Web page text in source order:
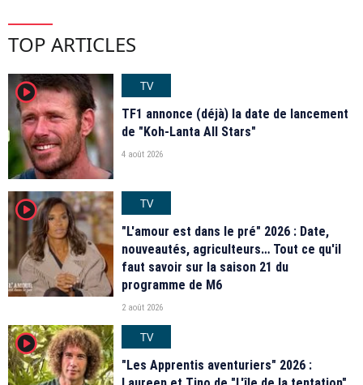
TOP ARTICLES
player2
TV
TF1 annonce (déjà) la date de lancement
de "Koh-Lanta All Stars"
4 août 2026
player2
TV
"L'amour est dans le pré" 2026 : Date,
nouveautés, agriculteurs… Tout ce qu'il
faut savoir sur la saison 21 du
programme de M6
2 août 2026
player2
TV
"Les Apprentis aventuriers" 2026 :